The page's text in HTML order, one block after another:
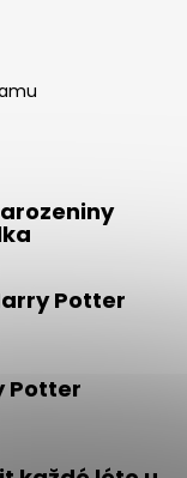
Potter
Potter